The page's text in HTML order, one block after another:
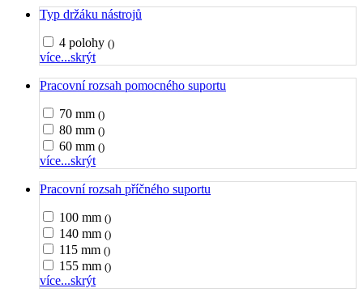
Typ držáku nástrojů
4 polohy ()
více...skrýt
Pracovní rozsah pomocného suportu
70 mm ()
80 mm ()
60 mm ()
více...skrýt
Pracovní rozsah příčného suportu
100 mm ()
140 mm ()
115 mm ()
155 mm ()
více...skrýt